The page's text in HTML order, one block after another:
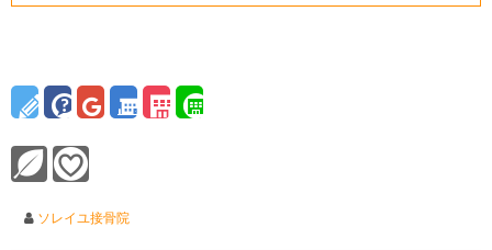
ソレイユ接骨院